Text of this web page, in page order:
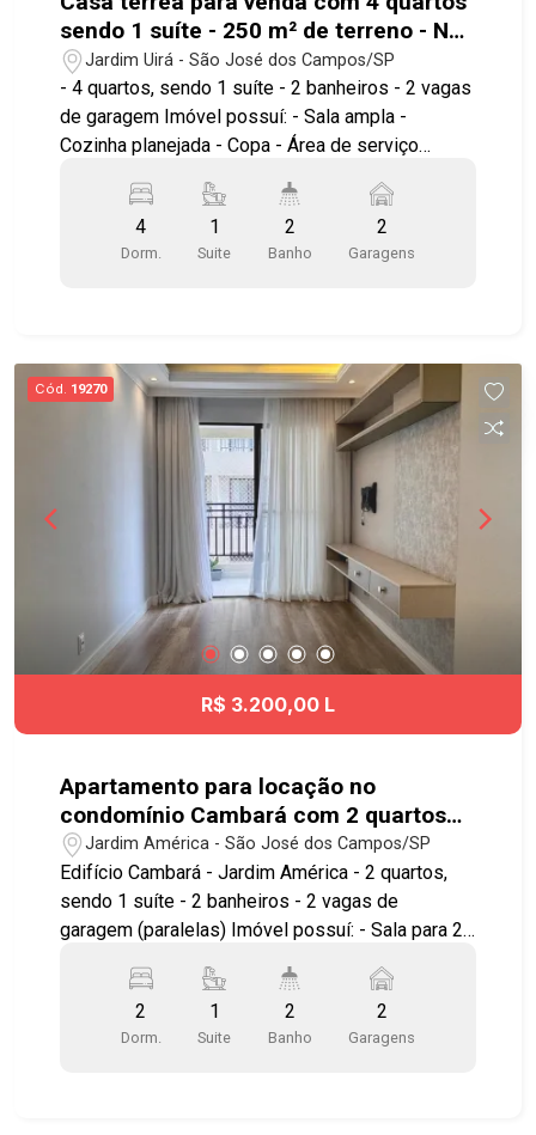
sendo 1 suíte - 250 m² de terreno - No
bairro Jardim Uirá - SJC
Jardim Uirá - São José dos Campos/SP
- 4 quartos, sendo 1 suíte - 2 banheiros - 2 vagas
de garagem Imóvel possuí: - Sala ampla -
Cozinha planejada - Copa - Área de serviço
basculante Casa térrea, bem arejada, iluminada,
próximo ao INPE e Embraer. Agende sua visita!
#imobiliaria #geraçãoimóveis #casavenda
4
Dorm.
1
Suite
2
Banho
2
Garagens
Cód. 19270
R$ 3.200,00 L
Apartamento para locação no
condomínio Cambará com 2 quartos
sendo 1 suíte - 61 m² - No bairro
Jardim América - SJC
Jardim América - São José dos Campos/SP
Edifício Cambará - Jardim América - 2 quartos,
sendo 1 suíte - 2 banheiros - 2 vagas de
garagem (paralelas) Imóvel possuí: - Sala para 2
gesso - Sacada - Cozinha americana - Repleto de
armários - Andar alto - Fechamento em vidro na
sacada - Portaria 24hrs Lazer conta com: - 2
2
Dorm.
1
Suite
2
Banho
2
Garagens